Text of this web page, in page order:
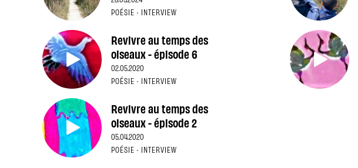
POÉSIE · INTERVIEW
Revivre au temps des
oiseaux - épisode 6
02.05.2020
POÉSIE · INTERVIEW
Revivre au temps des
oiseaux - épisode 2
05.04.2020
POÉSIE · INTERVIEW